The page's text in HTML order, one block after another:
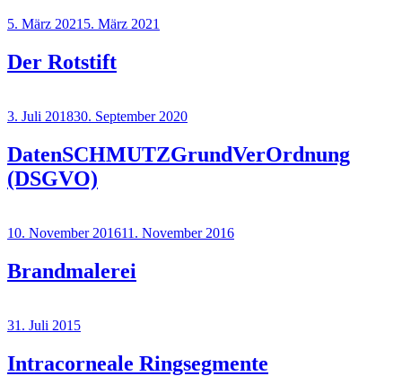
5. März 2021 5. März 2021
Der Rotstift
3. Juli 201830. September 2020
DatenSCHMUTZGrundVerOrdnung
(DSGVO)
10. November 201611. November 2016
Brandmalerei
31. Juli 2015
Intracorneale Ringsegmente